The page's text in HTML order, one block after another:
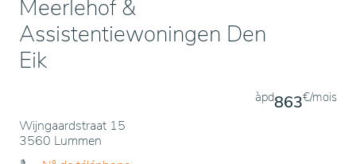
Meerlehof &
Assistentiewoningen Den
Eik
Wijngaardstraat 15
3560 Lummen
àpd863€/mois